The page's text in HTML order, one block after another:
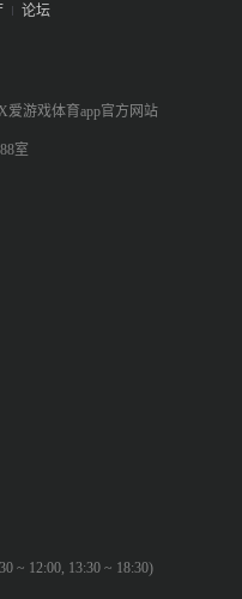
论坛
爱游戏体育app官方网站
室
~ 12:00, 13:30 ~ 18:30)